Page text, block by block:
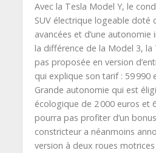
Avec la Tesla Model Y, le
SUV électrique logeable doté
avancées et d’une autonomie
la différence de la Model 3, la
pas proposée en version
qui explique son tarif : 59 990
Grande autonomie qui est
écologique de 2 000 euros et
pourra pas profiter d’un
constricteur a néanmoins
version à deux roues